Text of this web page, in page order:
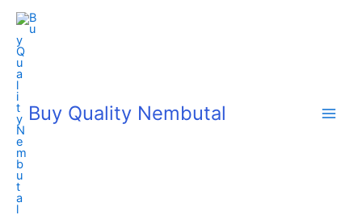
Skip
content
Buy Quality Nembutal